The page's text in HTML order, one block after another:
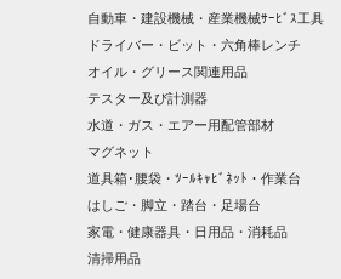
自動車・建設機械・産業機械ｻｰﾋﾞｽ工具
ドライバー・ビット・六角棒レンチ
オイル・グリース関連用品
テスター及び計測器
水道・ガス・エアー用配管部材
マグネット
道具箱･腰袋・ﾂｰﾙｷｬﾋﾞﾈｯﾄ・作業台
はしご・脚立・踏台・足場台
家電・健康器具・日用品・消耗品
清掃用品